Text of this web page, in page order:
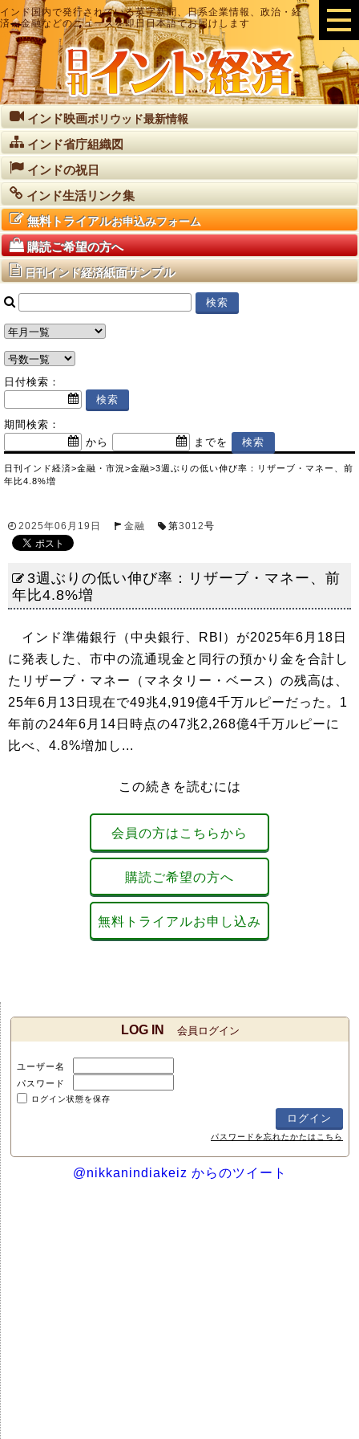
インド国内で発行されている英字新聞、日系企業情報、政治・経
済・金融などのニュースを即日日本語でお届けします
インド映画ボリウッド最新情報
インド省庁組織図
インドの祝日
インド生活リンク集
無料トライアルお申込みフォーム
購読ご希望の方へ
日刊インド経済紙面サンプル
日付検索：
期間検索：
から
までを
日刊インド経済>金融・市況 >金融>3週ぶりの低い伸び率：リザーブ・マネー、前
年比4.8%増
2025年06月19日 金融 第3012号
3週ぶりの低い伸び率：リザーブ・マネー、前
年比4.8%増
インド準備銀行（中央銀行、RBI）が2025年6月18日
に発表した、市中の流通現金と同行の預かり金を合計し
たリザーブ・マネー（マネタリー・ベース）の残高は、
25年6月13日現在で49兆4,919億4千万ルピーだった。1
年前の24年6月14日時点の47兆2,268億4千万ルピーに
比べ、4.8%増加し...
この続きを読むには
会員の方はこちらから
購読ご希望の方へ
無料トライアルお申し込み
LOG IN 会員ログイン
ユーザー名
パスワード
ログイン状態を保存
パスワードを忘れたかたはこちら
@nikkanindiakeiz からのツイート